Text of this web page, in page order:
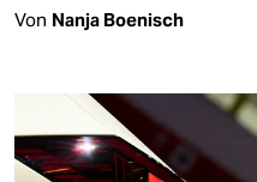
Von Nanja Boenisch